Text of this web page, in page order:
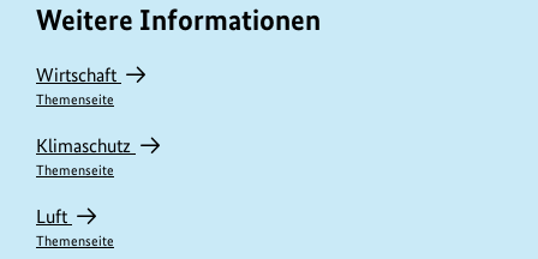
I
n
h
a
l
t
e
Weitere Informationen
Wirtschaft
Themenseite
Klimaschutz
Themenseite
Luft
Themenseite